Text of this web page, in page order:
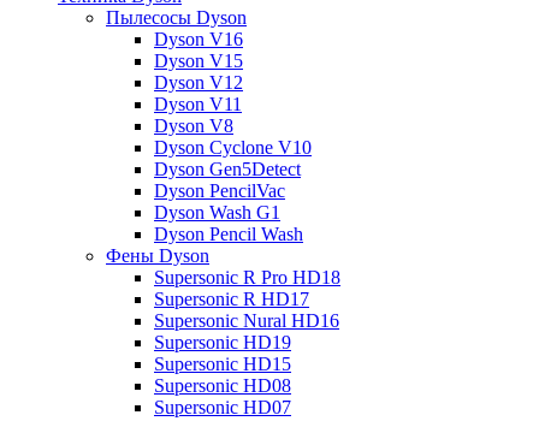
Пылесосы Dyson
Dyson V16
Dyson V15
Dyson V12
Dyson V11
Dyson V8
Dyson Cyclone V10
Dyson Gen5Detect
Dyson PencilVac
Dyson Wash G1
Dyson Pencil Wash
Фены Dyson
Supersonic R Pro HD18
Supersonic R HD17
Supersonic Nural HD16
Supersonic HD19
Supersonic HD15
Supersonic HD08
Supersonic HD07